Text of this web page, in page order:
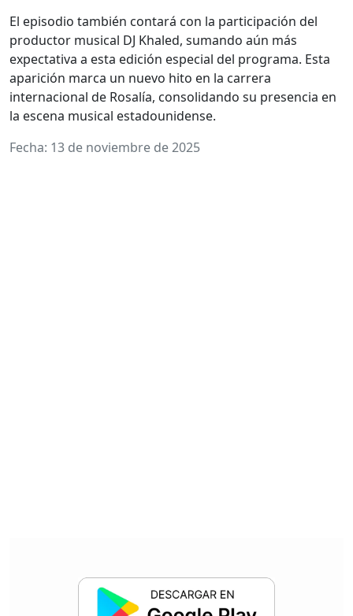
El episodio también contará con la participación del
productor musical DJ Khaled, sumando aún más
expectativa a esta edición especial del programa. Esta
aparición marca un nuevo hito en la carrera
internacional de Rosalía, consolidando su presencia en
la escena musical estadounidense.
Fecha: 13 de noviembre de 2025